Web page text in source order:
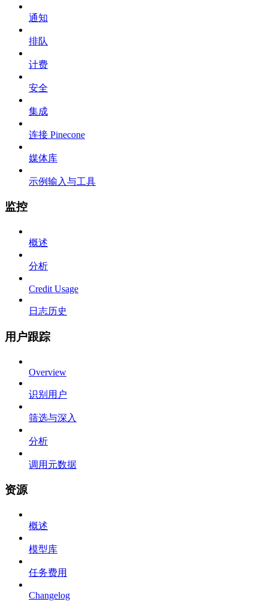
通知
排队
计费
安全
集成
连接 Pinecone
媒体库
示例输入与工具
监控
概述
分析
Credit Usage
日志历史
用户跟踪
Overview
识别用户
筛选与深入
分析
调用元数据
资源
概述
模型库
任务费用
Changelog